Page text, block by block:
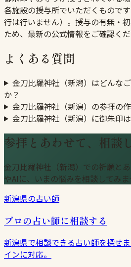
各施設の授与所でいただくもので
行は行いません）。授与の有無・
ため、最新の公式情報をご確認くだ
よくある質問
金刀比羅神社（新潟）はどんな
か？
金刀比羅神社（新潟）の参拝の
金刀比羅神社（新潟）に御朱印
参拝とあわせて、相談
金刀比羅神社（新潟）での祈願と
やAIに、いまの悩みを相談してみま
新潟県の占い師
プロの占い師に相談する
新潟県で相談できる占い師を探せ
インに対応。